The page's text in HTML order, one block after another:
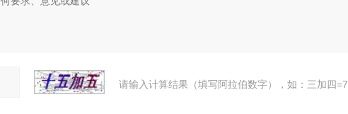
请输入计算结果（填写阿拉伯数字），如：三加四=7